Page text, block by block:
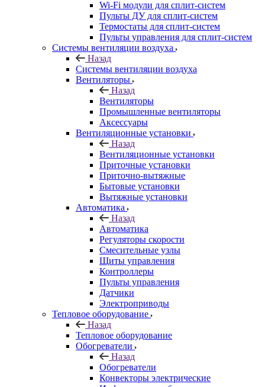
Wi-Fi модули для сплит-систем
Пульты ДУ для сплит-систем
Термостаты для сплит-систем
Пульты управления для сплит-систем
Системы вентиляции воздуха
Назад
Системы вентиляции воздуха
Вентиляторы
Назад
Вентиляторы
Промышленные вентиляторы
Аксессуары
Вентиляционные установки
Назад
Вентиляционные установки
Приточные установки
Приточно-вытяжные
Бытовые установки
Вытяжные установки
Автоматика
Назад
Автоматика
Регуляторы скорости
Смесительные узлы
Щиты управления
Контроллеры
Пульты управления
Датчики
Электроприводы
Тепловое оборудование
Назад
Тепловое оборудование
Обогреватели
Назад
Обогреватели
Конвекторы электрические